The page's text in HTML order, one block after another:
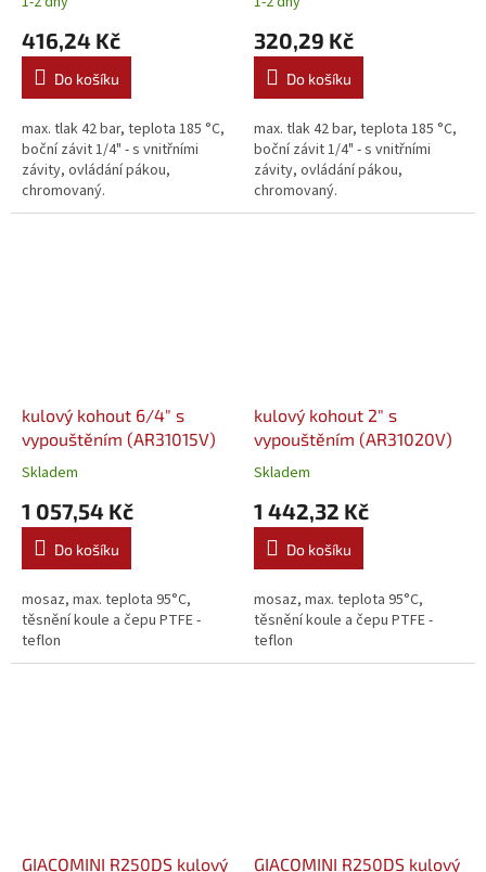
416,24 Kč
Do košíku
max. tlak 42 bar, teplota 185 °C,
boční závit 1/4" - s vnitřními
závity, ovládání pákou,
chromovaný.
320,29 Kč
Do košíku
max. tlak 42 bar, teplota 185 °C,
boční závit 1/4" - s vnitřními
závity, ovládání pákou,
chromovaný.
kulový kohout 6/4" s
vypouštěním (AR31015V)
Skladem
1 057,54 Kč
Do košíku
mosaz, max. teplota 95°C,
těsnění koule a čepu PTFE -
teflon
kulový kohout 2" s
vypouštěním (AR31020V)
Skladem
1 442,32 Kč
Do košíku
mosaz, max. teplota 95°C,
těsnění koule a čepu PTFE -
teflon
GIACOMINI R250DS kulový
GIACOMINI R250DS kulový